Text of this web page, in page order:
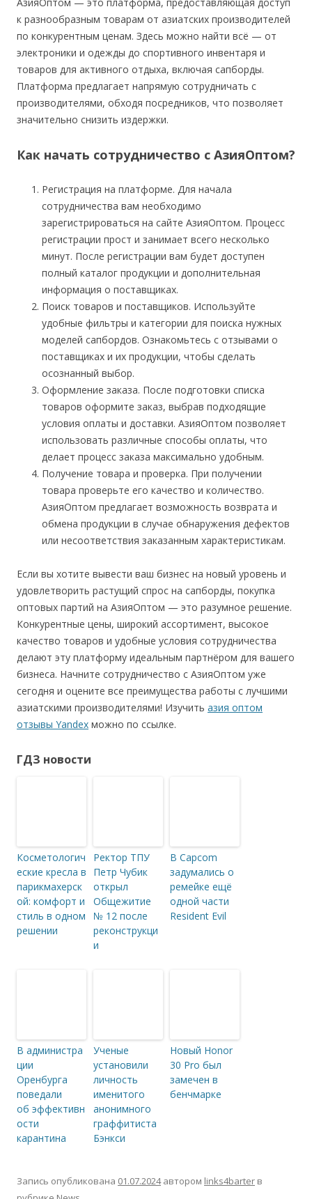
к разнообразным товарам от азиатских производителей
по конкурентным ценам. Здесь можно найти всё — от
электроники и одежды до спортивного инвентаря и
товаров для активного отдыха, включая сапборды.
Платформа предлагает напрямую сотрудничать с
производителями, обходя посредников, что позволяет
значительно снизить издержки.
Как начать сотрудничество с АзияОптом?
Регистрация на платформе. Для начала
сотрудничества вам необходимо
зарегистрироваться на сайте АзияОптом. Процесс
регистрации прост и занимает всего несколько
минут. После регистрации вам будет доступен
полный каталог продукции и дополнительная
информация о поставщиках.
Поиск товаров и поставщиков. Используйте
удобные фильтры и категории для поиска нужных
моделей сапбордов. Ознакомьтесь с отзывами о
поставщиках и их продукции, чтобы сделать
осознанный выбор.
Оформление заказа. После подготовки списка
товаров оформите заказ, выбрав подходящие
условия оплаты и доставки. АзияОптом позволяет
использовать различные способы оплаты, что
делает процесс заказа максимально удобным.
Получение товара и проверка. При получении
товара проверьте его качество и количество.
АзияОптом предлагает возможность возврата и
обмена продукции в случае обнаружения дефектов
или несоответствия заказанным характеристикам.
Если вы хотите вывести ваш бизнес на новый уровень и
удовлетворить растущий спрос на сапборды, покупка
оптовых партий на АзияОптом — это разумное решение.
Конкурентные цены, широкий ассортимент, высокое
качество товаров и удобные условия сотрудничества
делают эту платформу идеальным партнёром для вашего
бизнеса. Начните сотрудничество с АзияОптом уже
сегодня и оцените все преимущества работы с лучшими
азиатскими производителями! Изучить азия оптом
отзывы Yandex можно по ссылке.
ГДЗ новости
Косметологич
еские кресла в
парикмахерск
ой: комфорт и
стиль в одном
решении
Ректор ТПУ
Петр Чубик
открыл
Общежитие
№ 12 после
реконструкци
и
В Capcom
задумались о
ремейке ещё
одной части
Resident Evil
В администра
ции
Оренбурга
поведали
об эффективн
ости
карантина
Ученые
установили
личность
именитого
анонимного
граффитиста
Бэнкси
Новый Honor
30 Pro был
замечен в
бенчмарке
Запись опубликована 01.07.2024автором links4barter в